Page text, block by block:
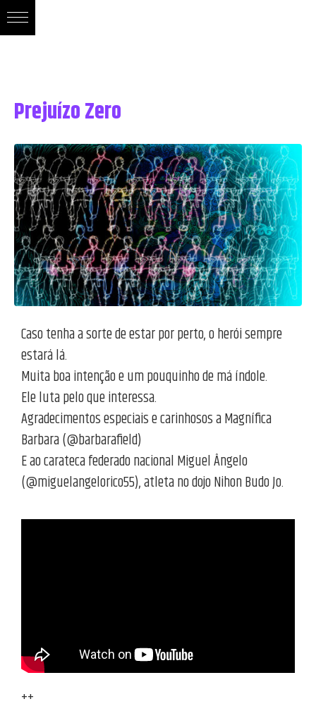
Prejuízo Zero
Caso tenha a sorte de estar por perto, o herói sempre
estará lá.
Muita boa intenção e um pouquinho de má índole.
Ele luta pelo que interessa.
Agradecimentos especiais e carinhosos a Magnífica
Barbara (@barbarafield)
E ao carateca federado nacional Miguel Ângelo
(@miguelangelorico55), atleta no dojo Nihon Budo Jo.
++